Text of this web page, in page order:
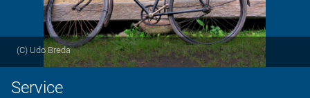
(C) Udo Breda
Service